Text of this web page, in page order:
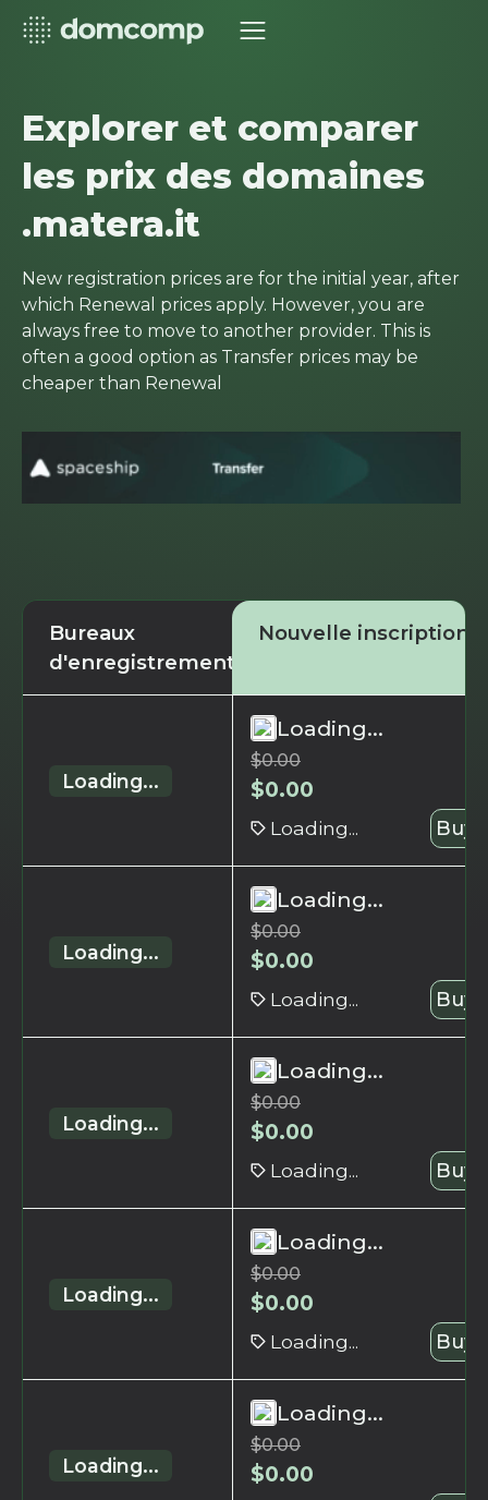
Explorer et comparer
les prix des domaines
.matera.it
New registration prices are for the initial year, after
which Renewal prices apply. However, you are
always free to move to another provider. This is
often a good option as Transfer prices may be
cheaper than Renewal
Bureaux
d'enregistrement
Nouvelle inscription
Loading...
Loading...
$0.00
$0.00
Loading... Buy
Loading...
Loading...
$0.00
$0.00
Loading... Buy
Loading...
Loading...
$0.00
$0.00
Loading... Buy
Loading...
Loading...
$0.00
$0.00
Loading... Buy
Loading...
Loading...
$0.00
$0.00